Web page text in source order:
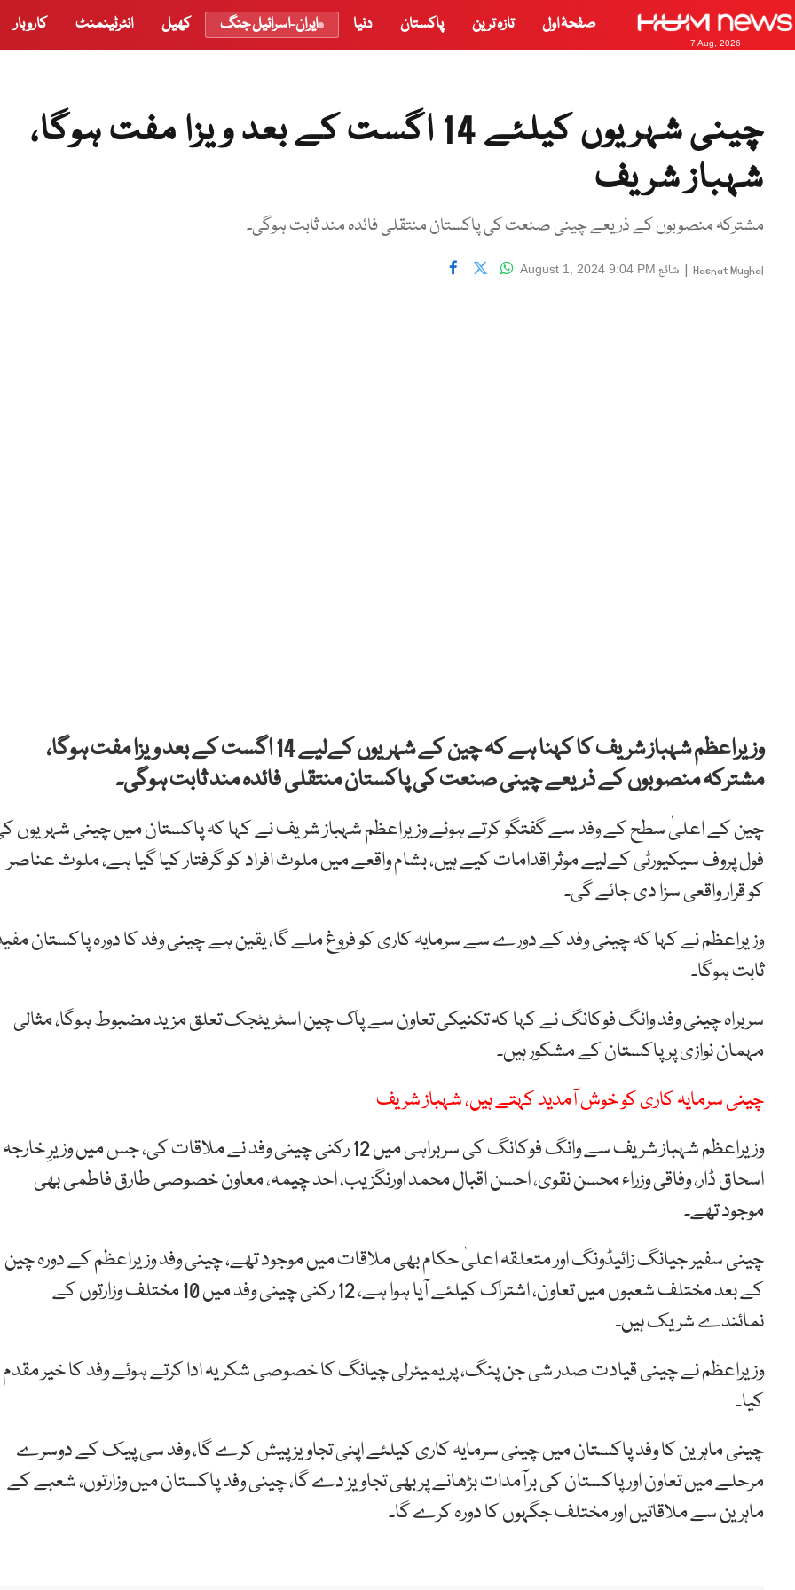
7 Aug, 2026
صفحۂ اول تازہ ترین پاکستان دنیا ایران-اسرائیل جنگ کھیل انٹرٹینمنٹ کاروبار
چینی شہریوں کیلئے 14 اگست کے بعد ویزا مفت ہوگا،
شہباز شریف
مشترکہ منصوبوں کے ذریعے چینی صنعت کی پاکستان منتقلی فائدہ مند ثابت ہوگی۔
Hasnat Mughal
| شائع August 1, 2024 9:04 PM
وزیراعظم شہباز شریف کا کہنا ہے کہ چین کے شہریوں کےلیے 14 اگست کے بعد ویزا مفت ہوگا،
مشترکہ منصوبوں کے ذریعے چینی صنعت کی پاکستان منتقلی فائدہ مند ثابت ہوگی۔
چین کے اعلیٰ سطح کے وفد سے گفتگو کرتے ہوئے وزیراعظم شہباز شریف نے کہا کہ پاکستان میں چینی شہریوں
فول پروف سیکیورٹی کےلیے موثر اقدامات کیے ہیں، بشام واقعے میں ملوث افراد کو گرفتار کیا گیا ہے، ملوث عناصر
کو قرار واقعی سزا دی جائے گی۔
وزیراعظم نے کہا کہ چینی وفد کے دورے سے سرمایہ کاری کو فروغ ملے گا، یقین ہے چینی وفد کا دورہ پاکستان
ثابت ہوگا۔
سربراہ چینی وفد وانگ فوکانگ نے کہا کہ تکنیکی تعاون سے پاک چین اسٹریٹجک تعلق مزید مضبوط ہوگا، مثالی
مہمان نوازی پر پاکستان کے مشکور ہیں۔
چینی سرمایہ کاری کو خوش آمدید کہتے ہیں، شہباز شریف
وزیراعظم شہباز شریف سے وانگ فوکانگ کی سربراہی میں 12 رکنی چینی وفد نے ملاقات کی، جس میں وزیرِ خارجہ
اسحاق ڈار، وفاقی وزراء محسن نقوی، احسن اقبال محمد اورنگزیب، احد چیمہ، معاون خصوصی طارق فاطمی بھی
موجود تھے۔
چینی سفیر جیانگ زائیڈونگ اور متعلقہ اعلیٰ حکام بھی ملاقات میں موجود تھے، چینی وفد وزیراعظم کے دورہ چین
کے بعد مختلف شعبوں میں تعاون، اشتراک کیلئے آیا ہوا ہے، 12 رکنی چینی وفد میں 10 مختلف وزارتوں کے
نمائندے شریک ہیں۔
وزیراعظم نے چینی قیادت صدر شی جن پنگ، پریمیئرلی چیانگ کا خصوصی شکریہ ادا کرتے ہوئے وفد کا خیر مقدم
کیا۔
چینی ماہرین کا وفد پاکستان میں چینی سرمایہ کاری کیلئے اپنی تجاویز پیش کرے گا، وفد سی پیک کے دوسرے
مرحلے میں تعاون اور پاکستان کی برآمدات بڑھانے پر بھی تجاویز دے گا، چینی وفد پاکستان میں وزارتوں، شعبے کے
ماہرین سے ملاقاتیں اور مختلف جگہوں کا دورہ کرے گا۔